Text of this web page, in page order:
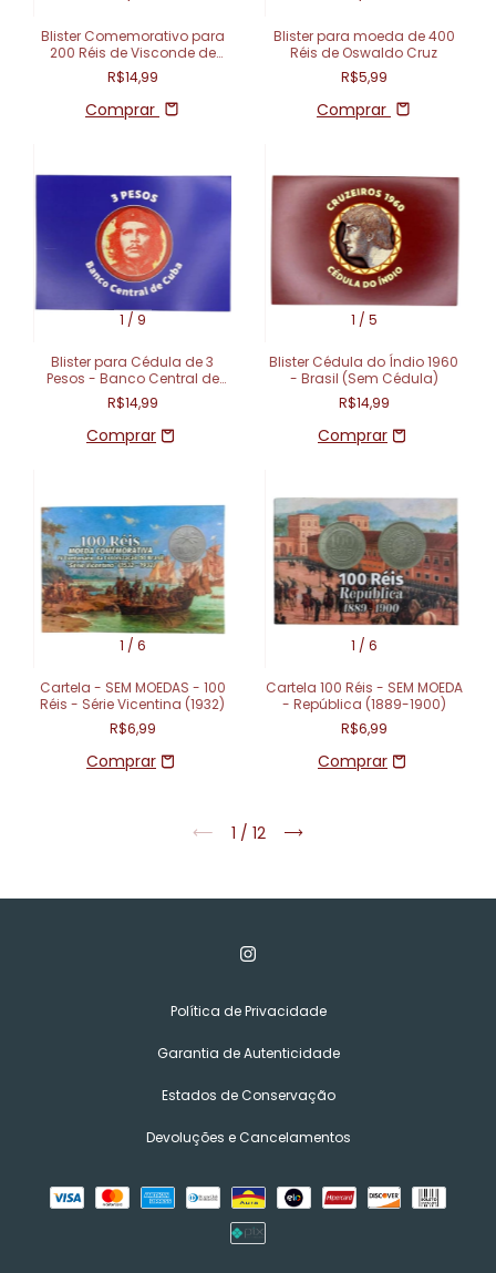
Blister Comemorativo para
200 Réis de Visconde de
Mauá
R$14,99
Comprar
Blister para moeda de 400
Réis de Oswaldo Cruz
R$5,99
Comprar
1 / 9
Blister para Cédula de 3
Pesos - Banco Central de
Cuba - Cuba
R$14,99
1 / 5
Blister Cédula do Índio 1960
- Brasil (Sem Cédula)
R$14,99
1 / 6
Cartela - SEM MOEDAS - 100
Réis - Série Vicentina (1932)
R$6,99
1 / 6
Cartela 100 Réis - SEM MOEDA
- República (1889-1900)
R$6,99
1 / 12
Política de Privacidade
Garantia de Autenticidade
Estados de Conservação
Devoluções e Cancelamentos